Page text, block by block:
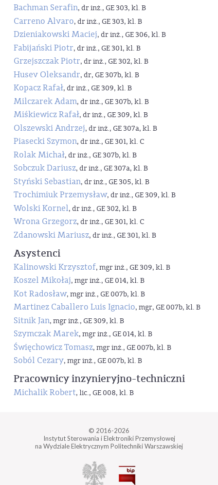
Bachman Serafin, dr inż., GE 303, kl. B
Carreno Alvaro, dr inż., GE 303, kl. B
Dzieniakowski Maciej, dr inż., GE 306, kl. B
Fabijański Piotr, dr inż., GE 301, kl. B
Grzejszczak Piotr, dr inż., GE 302, kl. B
Husev Oleksandr, dr, GE 307b, kl. B
Kopacz Rafał, dr inż., GE 309, kl. B
Milczarek Adam, dr inż., GE 307b, kl. B
Miśkiewicz Rafał, dr inż., GE 309, kl. B
Olszewski Andrzej, dr inż., GE 307a, kl. B
Piasecki Szymon, dr inż., GE 301, kl. C
Rolak Michał, dr inż., GE 307b, kl. B
Sobczuk Dariusz, dr inż., GE 307a, kl. B
Styński Sebastian, dr inż., GE 305, kl. B
Trochimiuk Przemysław, dr inż., GE 309, kl. B
Wolski Kornel, dr inż., GE 302, kl. B
Wrona Grzegorz, dr inż., GE 301, kl. C
Zdanowski Mariusz, dr inż., GE 301, kl. B
Asystenci
Kalinowski Krzysztof, mgr inż., GE 309, kl. B
Koszel Mikołaj, mgr inż., GE 014, kl. B
Kot Radosław, mgr inż., GE 007b, kl. B
Martinez Caballero Luis Ignacio, mgr, GE 007b, kl. B
Sitnik Jan, mgr inż., GE 309, kl. B
Szymczak Marek, mgr inż., GE 014, kl. B
Święchowicz Tomasz, mgr inż., GE 007b, kl. B
Soból Cezary, mgr inż., GE 007b, kl. B
Pracownicy inzynieryjno-techniczni
Michalik Robert, lic., GE 008, kl. B
© 2016-2026
Instytut Sterowania i Elektroniki Przemysłowej
na Wydziale Elektrycznym Politechniki Warszawskiej